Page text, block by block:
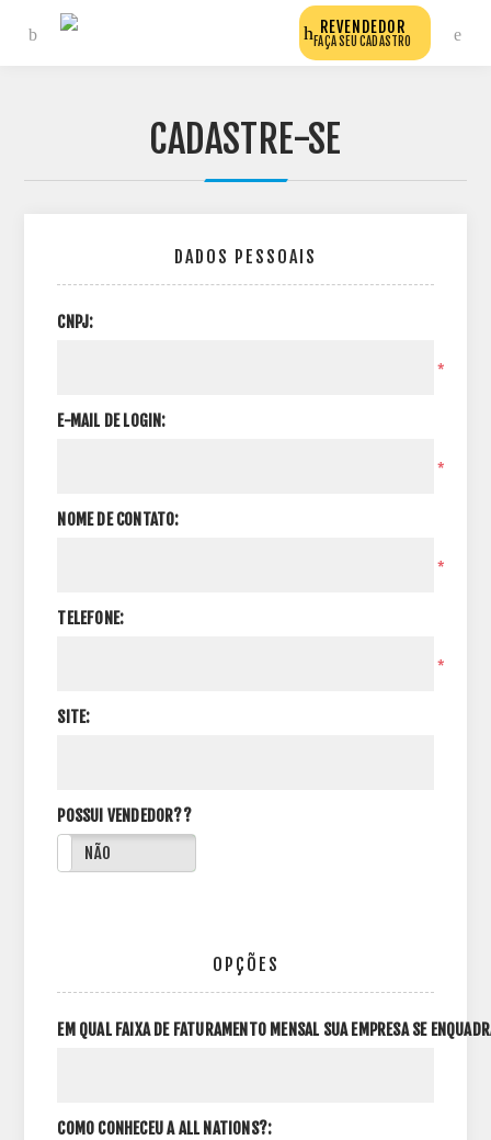
REVENDEDOR
FAÇA SEU CADASTRO
CADASTRE-SE
DADOS PESSOAIS
CNPJ:
*
E-MAIL DE LOGIN:
*
NOME DE CONTATO:
*
TELEFONE:
*
SITE:
POSSUI VENDEDOR??
NÃO
OPÇÕES
EM QUAL FAIXA DE FATURAMENTO MENSAL SUA EMPRESA SE
COMO CONHECEU A ALL NATIONS?: